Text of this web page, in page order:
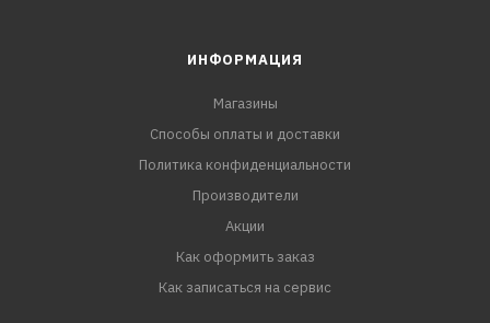
ИНФОРМАЦИЯ
Магазины
Способы оплаты и доставки
Политика конфиденциальности
Производители
Акции
Как оформить заказ
Как записаться на сервис